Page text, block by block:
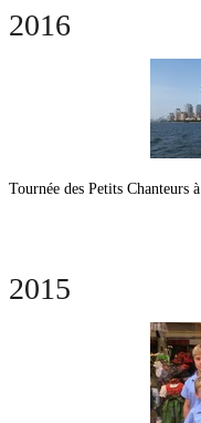
2016
Tournée des Petits Chanteurs à
2015